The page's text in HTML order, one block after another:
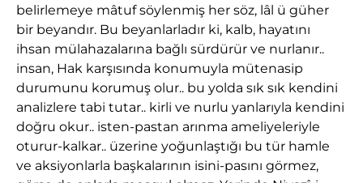
belirlemeye mâtuf söylenmiş her söz, lâl ü güher
bir beyandır. Bu beyanlarladır ki, kalb, hayatını
ihsan mülahazalarına bağlı sürdürür ve nurlanır..
insan, Hak karşısında konumuyla mütenasip
durumunu korumuş olur.. bu yolda sık sık kendini
analizlere tabi tutar.. kirli ve nurlu yanlarıyla kendini
doğru okur.. isten-pastan arınma ameliyeleriyle
oturur-kalkar.. üzerine yoğunlaştığı bu tür hamle
ve aksiyonlarla başkalarının isini-pasını görmez,